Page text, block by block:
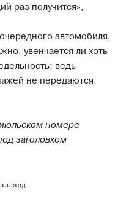
раз получится»,
автомобиля,
увенчается ли хоть
ведь
не передаются
номере
заголовком